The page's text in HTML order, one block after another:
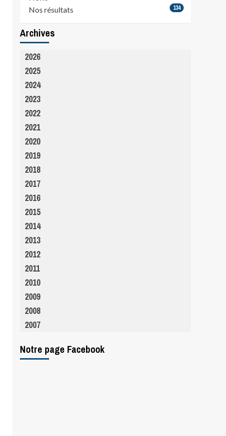
Nos résultats
134
Archives
2026
2025
2024
2023
2022
2021
2020
2019
2018
2017
2016
2015
2014
2013
2012
2011
2010
2009
2008
2007
Notre page Facebook